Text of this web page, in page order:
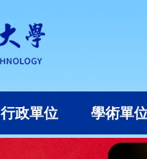
行政單位 學術單位